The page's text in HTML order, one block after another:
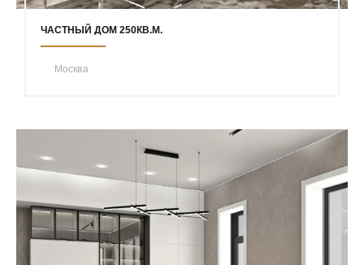
ЧАСТНЫЙ ДОМ 250КВ.М.
Москва